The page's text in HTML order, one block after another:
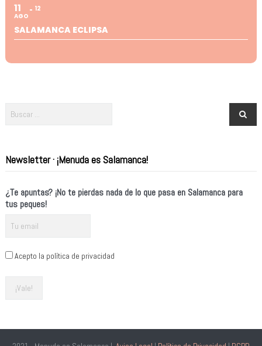
11
AGO
12
SALAMANCA ECLIPSA
Newsletter · ¡Menuda es Salamanca!
¿Te apuntas? ¡No te pierdas nada de lo que pasa en Salamanca para
tus peques!
Acepto la política de privacidad